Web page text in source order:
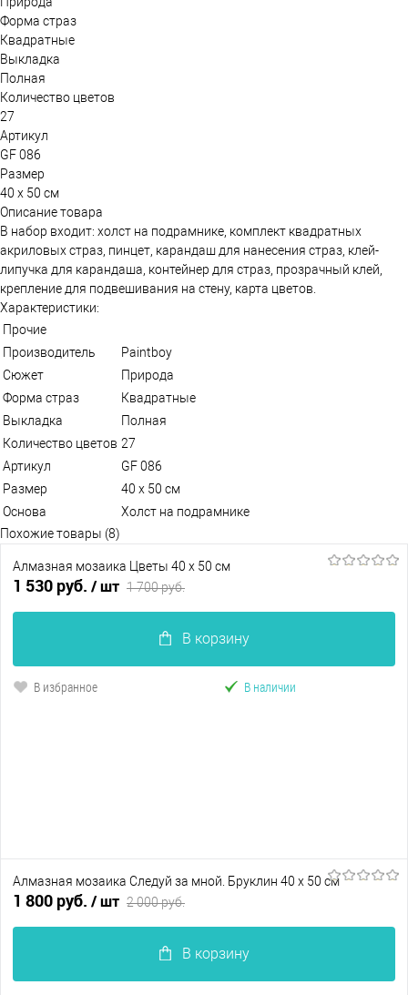
Форма страз
Квадратные
Выкладка
Полная
Количество цветов
27
Артикул
GF 086
Размер
40 х 50 см
Описание товара
В набор входит: холст на подрамнике, комплект квадратных
акриловых страз, пинцет, карандаш для нанесения страз, клей-
липучка для карандаша, контейнер для страз, прозрачный клей,
крепление для подвешивания на стену, карта цветов.
Характеристики:
Прочие
Производитель
Paintboy
Сюжет
Природа
Форма страз
Квадратные
Выкладка
Полная
Количество цветов 27
Артикул
GF 086
Размер
40 х 50 см
Основа
Холст на подрамнике
Похожие товары (8)
Алмазная мозаика Цветы 40 х 50 см
1 530 руб. / шт 1 700 руб.
В корзину
В избранное В наличии
Алмазная мозаика Следуй за мной. Бруклин 40 х 50 см
1 800 руб. / шт 2 000 руб.
В корзину